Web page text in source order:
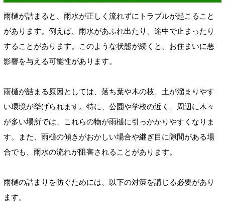
雨樋が詰まると、雨水が正しく流れずにトラブルが起こること
があります。例えば、雨水があふれ出たり、途中で止まったり
することがあります。このような状態が続くと、お住まいに悪
影響を与える可能性があります。
雨樋が詰まる原因としては、落ち葉や木の枝、土が溜まりやす
い環境が挙げられます。特に、公園や学校の近く、周辺に木々
が多い場所では、これらの物が雨樋に引っかかりやすくなりま
す。また、雨樋の傾きがおかしい場合や継ぎ目に隙間がある場
合でも、雨水の流れが阻害されることがあります。
雨樋の詰まりを防ぐためには、以下の対策を講じる必要があり
ます。